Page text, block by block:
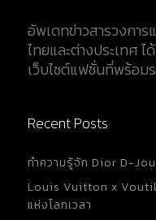
อัพเดทข่าวสารวงกา
ไทยและต่างประเทศ
เว็บไซต์แฟชั่นที่พร้อม
Recent Posts
ทำความรู้จัก Dior D-
Louis Vuitton x
แห่งโลกเวลา